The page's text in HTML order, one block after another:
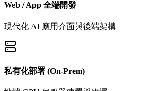
Web / App 全端開發
現代化 AI 應用介面與後端架構
私有化部署 (On-Prem)